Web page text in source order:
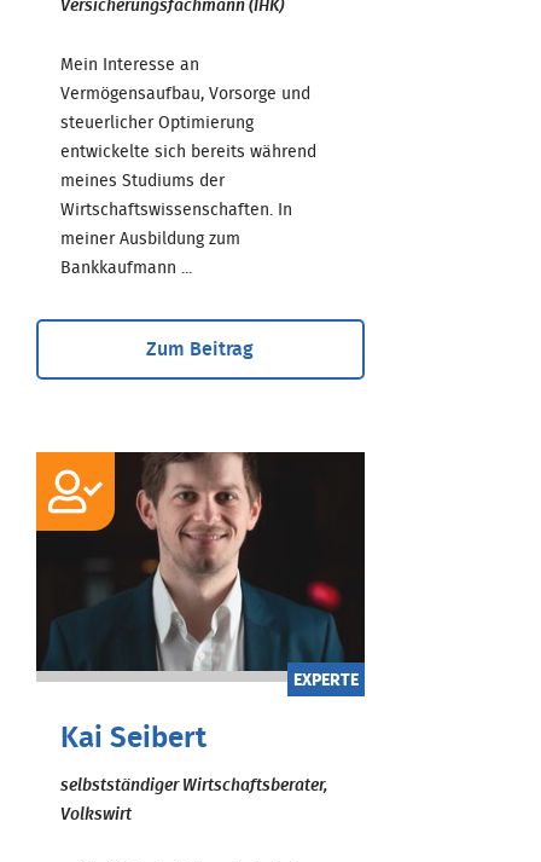
Versicherungsfachmann (IHK)
Mein Interesse an
Vermögensaufbau, Vorsorge und
steuerlicher Optimierung
entwickelte sich bereits während
meines Studiums der
Wirtschaftswissenschaften. In
meiner Ausbildung zum
Bankkaufmann ...
Zum Beitrag
EXPERTE
Kai Seibert
selbstständiger Wirtschaftsberater,
Volkswirt